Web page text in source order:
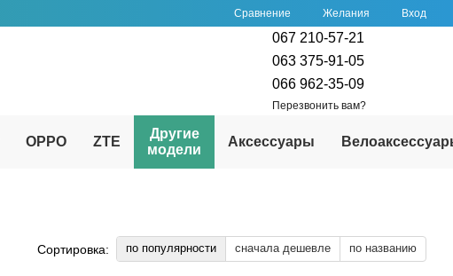
Сравнение Желания Вход
067 210-57-21
063 375-91-05
066 962-35-09
Перезвонить вам?
OPPO ZTE
Другие
модели
Аксессуары
Сортировка: по популярности сначала дешевле по названию